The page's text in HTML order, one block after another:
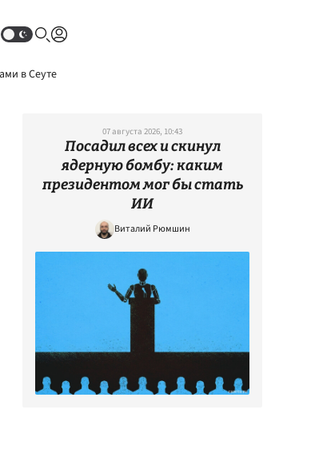
в Сеуте
07 августа 2026, 10:43
Посадил всех и скинул
ядерную бомбу: каким
президентом мог бы стать
ИИ
Виталий Рюмшин